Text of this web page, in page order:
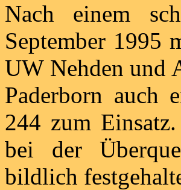
Nach einem
September 1995
UW Nehden und
Paderborn auch
244 zum
bei der
bildlich